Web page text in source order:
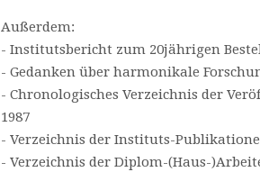
Außerdem:
- Institutsbericht zum 20jährigen
- Gedanken über harmonikale
- Chronologisches Verzeichnis der
1987
- Verzeichnis der Instituts-
- Verzeichnis der Diplom-(Haus-